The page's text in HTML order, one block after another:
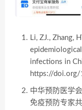
Li, ZJ., Zhang,
infections in
https://
中华预防医学
免疫预防专家